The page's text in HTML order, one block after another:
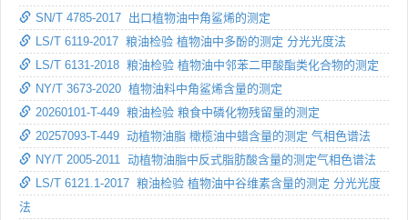
SN/T 4785-2017 出口植物油中角鲨烯的测定
LS/T 6119-2017 粮油检验 植物油中多酚的测定 分光光度法
LS/T 6131-2018 粮油检验 植物油中邻苯二甲酸酯类化合物的测定
NY/T 3673-2020 植物油料中角鲨烯含量的测定
20260101-T-449 粮油检验 粮食中磷化物残留量的测定
20257093-T-449 动植物油脂 橄榄油中蜡含量的测定 气相色谱法
NY/T 2005-2011 动植物油脂中反式脂肪酸含量的测定气相色谱法
LS/T 6121.1-2017 粮油检验 植物油中谷维素含量的测定 分光光度
法